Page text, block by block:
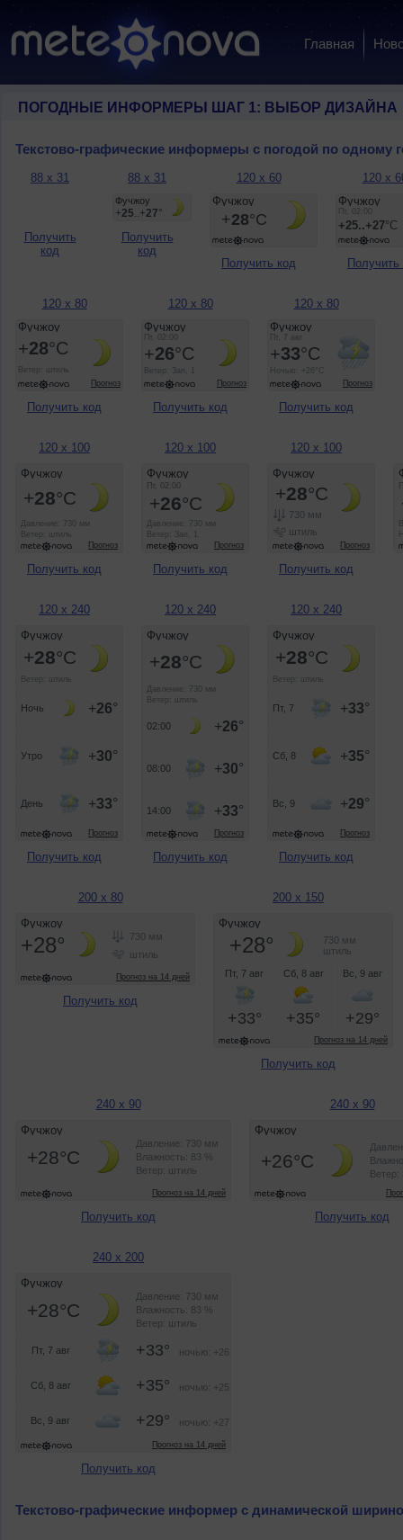
Главная
ПОГОДНЫЕ ИНФОРМЕРЫ ШАГ 1: ВЫБОР ДИЗАЙНА
Текстово-графические информеры с погодой по одному
88 x 31
Получить
код
88 x 31
Получить
код
120 x 60
Получить код
120 x
Получить
120 x 80
Получить код
120 x 80
Получить код
120 x 80
Получить код
120 x 100
Получить код
120 x 100
Получить код
120 x 100
Получить код
120 x 240
Получить код
120 x 240
Получить код
120 x 240
Получить код
200 x 80
Получить код
200 x 150
Получить код
240 x 90
Получить код
240 x 90
Получить код
240 x 200
Получить код
Текстово-графические информер с динамической